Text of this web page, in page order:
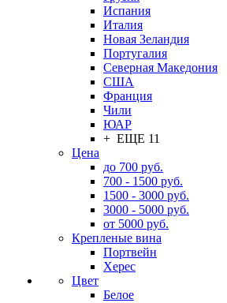
Испания
Италия
Новая Зеландия
Португалия
Северная Македония
США
Франция
Чили
ЮАР
+ ЕЩЕ 11
Цена
до 700 руб.
700 - 1500 руб.
1500 - 3000 руб.
3000 - 5000 руб.
от 5000 руб.
Крепленые вина
Портвейн
Херес
Цвет
Белое